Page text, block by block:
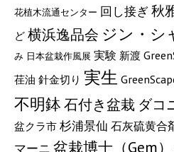
花植木流通センター 回し接ぎ秋
ど 横浜逸品会 ジン・シ
み 日本盆栽作風展 実験 新渡
荏油 針金切り 実生
不明鉢 石付き盆栽 ダコ
盆クラ市 杉浦景仙 石灰硫黄合
マーニ 盆栽博士（Gem）